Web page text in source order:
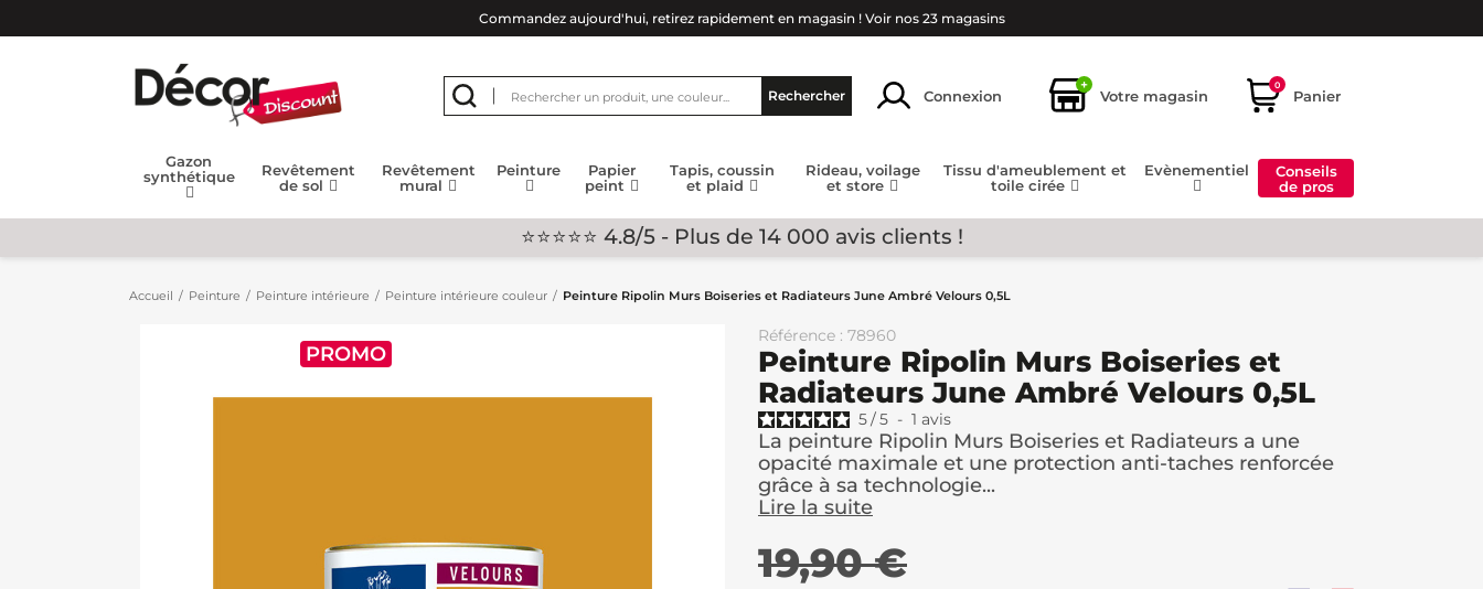
Commandez aujourd'hui, retirez rapidement en magasin ! Voir nos 23 magasins
Rechercher Connexion
+
Votre magasin
0
Panier
Gazon
synthétique
Revêtement
de sol
Revêtement
mural
Peinture
Papier
peint
Tapis, coussin
et plaid
Rideau, voilage
et store
Tissu d'ameublement et
toile cirée
Evènementiel
Conseils
de pros
⭐⭐⭐⭐⭐ 4.8/5 - Plus de 14 000 avis clients !
Accueil Peinture Peinture intérieure Peinture intérieure couleur Peinture Ripolin Murs Boiseries et Radiateurs June Ambré Velours 0,5L
PROMO
Référence : 78960
Peinture Ripolin Murs Boiseries et
Radiateurs June Ambré Velours 0,5L
5/5 - 1 avis
La peinture Ripolin Murs Boiseries et Radiateurs a une
opacité maximale et une protection anti-taches renforcée
grâce à sa technologie...
Lire la suite
19,90 €